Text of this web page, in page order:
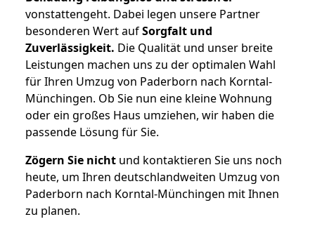
vonstattengeht. Dabei legen unsere Partner
besonderen Wert aufSorgfalt und
Zuverlässigkeit. Die Qualität und unser breite
Leistungen machen uns zu der optimalen Wahl
für Ihren Umzug von Paderborn nach Korntal-
Münchingen. Ob Sie nun eine kleine Wohnung
oder ein großes Haus umziehen, wir haben die
passende Lösung für Sie.
Zögern Sie nicht und kontaktieren Sie uns noch
heute, um Ihren deutschlandweiten Umzug von
Paderborn nach Korntal-Münchingen mit Ihnen
zu planen.